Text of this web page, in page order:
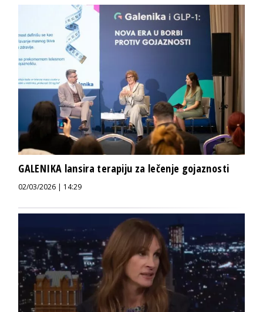
GALENIKA lansira terapiju za lečenje gojaznosti
02/03/2026 | 14:29